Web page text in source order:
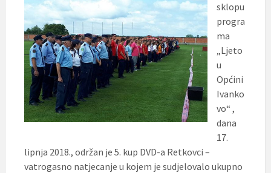
sklopu
progra
ma
„Ljeto
u
Općini
Ivanko
vo“ ,
dana
17.
lipnja 2018., održan je 5. kup DVD-a Retkovci –
vatrogasno natjecanje u kojem je sudjelovalo ukupno